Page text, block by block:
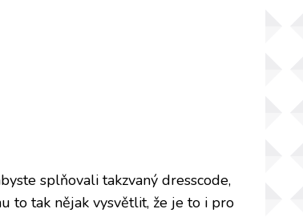
splňovali takzvaný dresscode,
to tak nějak vysvětlit, že je to i pro